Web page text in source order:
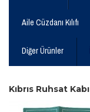
Aile Cüzdanı Kılıfı
Diğer Ürünler
Kıbrıs Ruhsat Kabı